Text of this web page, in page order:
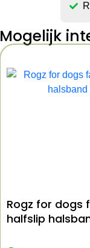
Mogelijk
Rogz for dogs
halfslip